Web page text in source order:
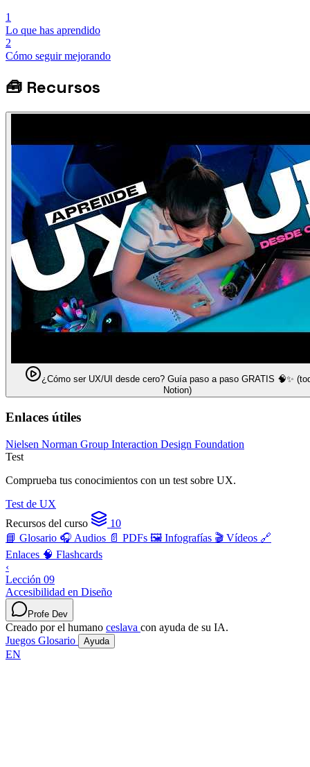
1
Lo que has aprendido
2
Cómo seguir mejorando
🧰 Recursos
¿Cómo ser UX/UI desde cero? Guía paso a paso GRATIS 🧠✨
Notion)
Enlaces útiles
Nielsen Norman Group Interaction Design Foundation
Test
Comprueba tus conocimientos con un test sobre UX.
Test de UX
Recursos del curso
10
📘 Glosario 🎧 Audios 📄 PDFs 🖼️ Infografías 🎬 Vídeos 🔗
Enlaces 🧠 Flashcards
‹
Lección 09
Accesibilidad en Diseño
Profe Dev
Creado por el humano ceslava con ayuda de su IA.
Juegos Glosario Ayuda
EN